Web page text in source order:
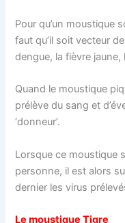
Pour qu’un moustique
faut qu’il soit vecteur
dengue, la fièvre
Quand le moustique
prélève du sang et
‘donneur’.
Lorsque ce moustique
personne, il est alors
dernier les virus
Le moustique Tigre